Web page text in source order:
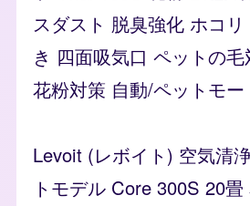
スダスト 脱臭強化 ホコ
き 四面吸気口 ペットの
花粉対策 自動/ペットモー
Levoit (レボイト) 空気清
トモデル Core 300S 20